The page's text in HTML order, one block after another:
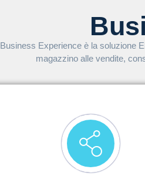
Business Experience è la soluzione
magazzino alle vendite,